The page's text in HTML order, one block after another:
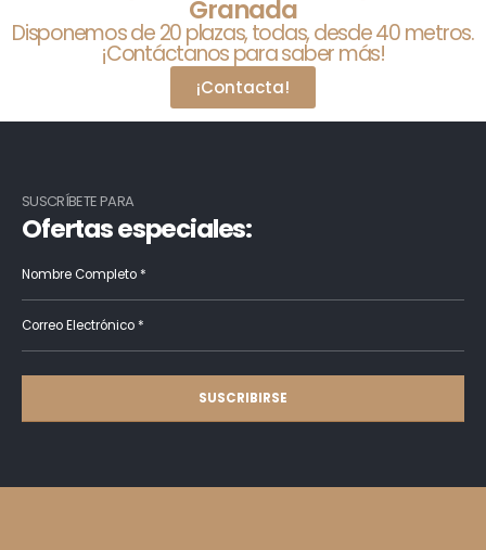
Granada
Disponemos de 20 plazas, todas, desde 40 metros.
¡Contáctanos para saber más!
¡Contacta!
SUSCRÍBETE PARA
Ofertas especiales: